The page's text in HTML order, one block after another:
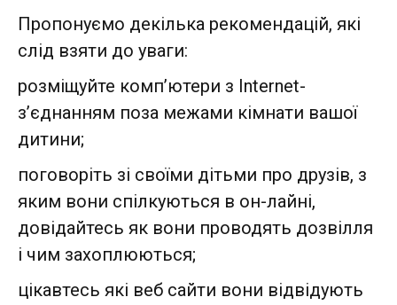
Пропонуємо декілька рекомендацій, які
слід взяти до уваги:
розміщуйте комп’ютери з Internet-
з’єднанням поза межами кімнати вашої
дитини;
поговоріть зі своїми дітьми про друзів, з
яким вони спілкуються в он-лайні,
довідайтесь як вони проводять дозвілля
і чим захоплюються;
цікавтесь які веб сайти вони відвідують